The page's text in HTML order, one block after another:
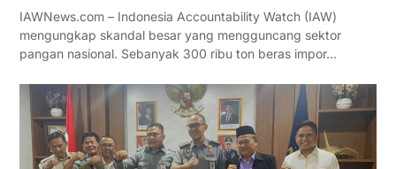
IAWNews.com – Indonesia Accountability Watch (IAW)
mengungkap skandal besar yang mengguncang sektor
pangan nasional. Sebanyak 300 ribu ton beras impor…